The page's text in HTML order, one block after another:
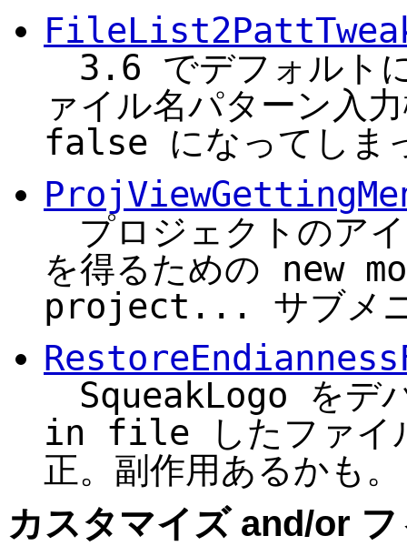
3.6 でデフォルト
ァイル名パターン入
false になってしま
プロジェクトのア
を得るための
project... サブメニ
SqueakLogo をデ
in file したファイル
正。副作用あるかも。
カスタマイズ and/or